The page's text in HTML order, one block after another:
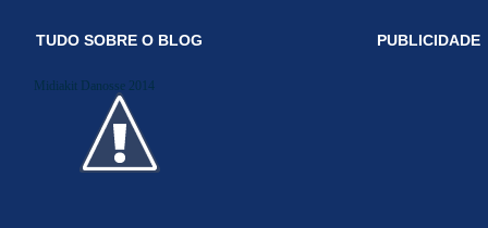
TUDO SOBRE O BLOG
Midiakit Danosse 2014
PUBLICIDADE